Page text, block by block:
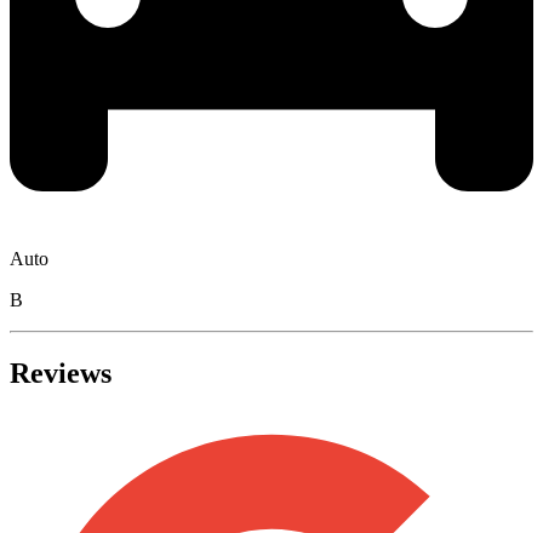
Auto
B
Reviews